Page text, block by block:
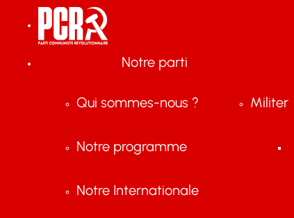
Notre parti
Qui sommes-nous ?
Notre programme
Notre Internationale
Militer